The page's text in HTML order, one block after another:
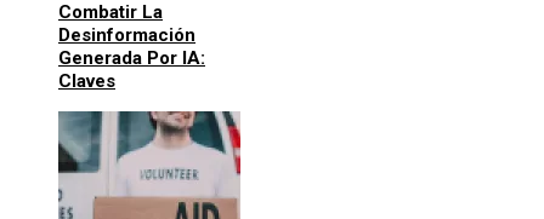
Combatir La
Desinformación
Generada Por IA:
Claves